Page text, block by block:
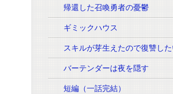
帰還した召喚勇者の憂鬱
ギミックハウス
バーテンダーは夜を隠す
短編（一話完結）